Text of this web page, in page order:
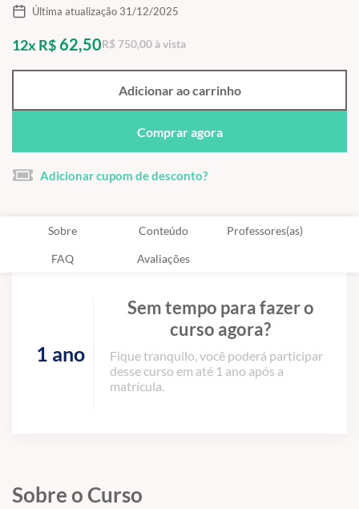
Última atualização 31/12/2025
12x R$62,50R$ 750,00 à vista
Adicionar ao carrinho
Comprar agora
Adicionar cupom de desconto?
Sobre Conteúdo Professores(as)
FAQ Avaliações
1 ano
Sem tempo para fazer o
curso agora?
Fique tranquilo, você poderá participar
desse curso em até 1 ano após a
matrícula.
Sobre o Curso